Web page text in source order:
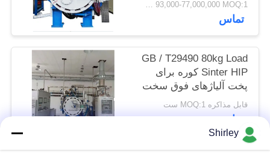
USD 93,000-77,000,000 MOQ:1 مجموعه
تماس
GB / T29490 80kg Load
Sinter HIP کوره برای
پخت آلیاژهای فوق سخت
با خدمات پس از فروش
به موقع.
قابل مذاکره MOQ:1 ست
تماس
Shirley